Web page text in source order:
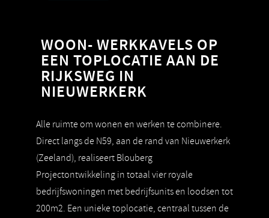
WOON- WERKKAVELS OP
EEN TOPLOCATIE AAN DE
RIJKSWEG IN
NIEUWERKERK
Alle ruimte om wonen en werken te combinere.
Direct langs de N59, aan de rand van Nieuwerkerk
(Zeeland), realiseert Blouberg
Projectontwikkeling in totaal vier royale
bedrijfswoningen met bedrijfsunits en loodsen tot
200m2. Een unieke toplocatie, centraal tussen de